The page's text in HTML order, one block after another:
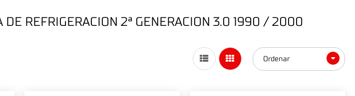
REFRIGERACION 2ª GENERACION 3.0 1990 / 2000
Ordenar